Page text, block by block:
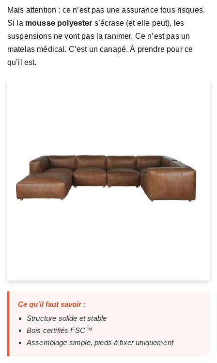
Mais attention : ce n’est pas une assurance tous risques.
Si la mousse polyester s’écrase (et elle peut), les
suspensions ne vont pas la ranimer. Ce n’est pas un
matelas médical. C’est un canapé. À prendre pour ce
qu’il est.
Ce qu’il faut savoir :
Structure solide et stable
Bois certifiés FSC™
Assemblage simple, pieds à fixer uniquement